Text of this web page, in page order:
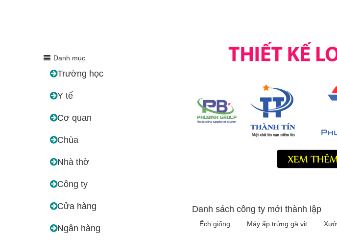
Danh sách công ty mới thành lập
Ếch giống Máy ấp trứng gà vịt
Danh mục
Trường học
Y tế
Cơ quan
Chùa
Nhà thờ
Công ty
Cửa hàng
Ngân hàng